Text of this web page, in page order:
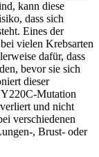
kann diese
dass sich
Eines der
vielen Krebsarten
dafür, dass
bevor sie sich
dieser
Y220C-Mutation
und nicht
verschiedenen
, Brust- oder